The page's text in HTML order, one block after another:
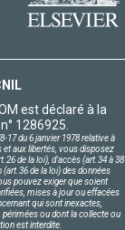
est déclaré à la
1286925.
17 du 6 janvier 1978 relative à
aux libertés, vous disposez
de la loi), d'accès (art.34 à 38
de la loi) des données
pouvez exiger que soient
mises à jour ou effacées
qui sont inexactes,
ou dont la collecte ou
est interdite.